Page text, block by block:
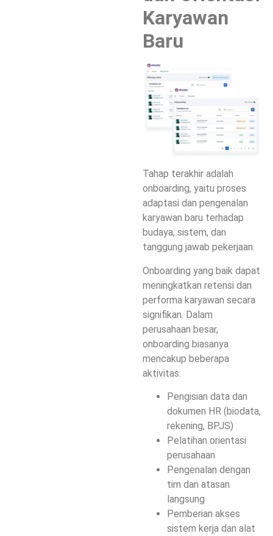
Karyawan
Baru
Tahap terakhir adalah
onboarding, yaitu proses
adaptasi dan pengenalan
karyawan baru terhadap
budaya, sistem, dan
tanggung jawab pekerjaan.
Onboarding yang baik dapat
meningkatkan retensi dan
performa karyawan secara
signifikan. Dalam
perusahaan besar,
onboarding biasanya
mencakup beberapa
aktivitas:
Pengisian data dan
dokumen HR (biodata,
rekening, BPJS)
Pelatihan orientasi
perusahaan
Pengenalan dengan
tim dan atasan
langsung
Pemberian akses
sistem kerja dan alat